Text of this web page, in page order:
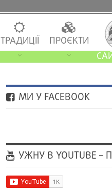
ТРАДИЦІЇ
ПРОЄКТИ
МИ У FACEBOOK
УЖНУ В YOUTUBE